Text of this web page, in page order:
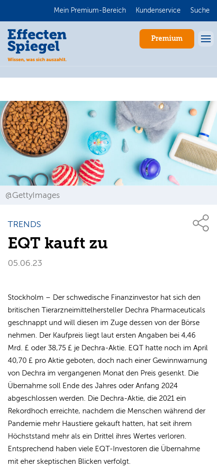
Mein Premium-Bereich Kundenservice Suche
Premium
@GettyImages
TRENDS
EQT kauft zu
05.06.23
Stockholm – Der schwedische Finanzinvestor hat sich den
britischen Tierarzneimittelhersteller Dechra Pharmaceuticals
geschnappt und will diesen im Zuge dessen von der Börse
nehmen. Der Kaufpreis liegt laut ersten Angaben bei 4,46
Mrd. £ oder 38,75 £ je Dechra-Aktie. EQT hatte noch im April
40,70 £ pro Aktie geboten, doch nach einer Gewinnwarnung
von Dechra im vergangenen Monat den Preis gesenkt. Die
Übernahme soll Ende des Jahres oder Anfang 2024
abgeschlossen werden. Die Dechra-Aktie, die 2021 ein
Rekordhoch erreichte, nachdem die Menschen während der
Pandemie mehr Haustiere gekauft hatten, hat seit ihrem
Höchststand mehr als ein Drittel ihres Wertes verloren.
Entsprechend haben viele EQT-Investoren die Übernahme
mit eher skeptischen Blicken verfolgt.
Anmelden